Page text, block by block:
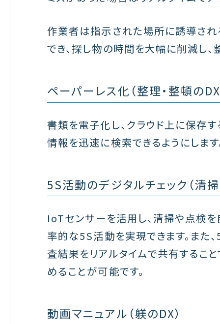
作業者は指示された場所に誘導され
でき、探し物の時間を大幅に削減し
ペーパーレス化（整理・整頓のDX
書類を電子化し、クラウド上に保存
情報を迅速に検索できるようにします
5S活動のデジタルチェック（清掃
IoTセンサーを活用し、清掃や点検を
率的な5S活動を実現できます。また
査結果をリアルタイムで共有するこ
めることが可能です。
動画マニュアル（躾のDX）